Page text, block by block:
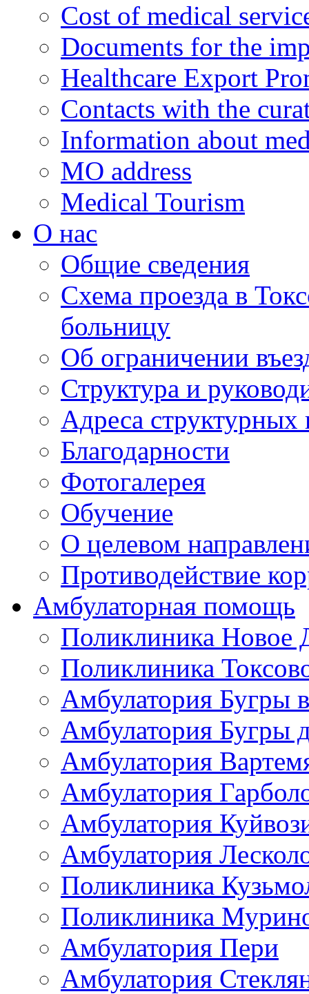
Cost of medical
Documents for the
Healthcare Export
Contacts with the
Information about
MO address
Medical Tourism
О нас
Общие сведения
Схема проезда в
больницу
Об ограничении
Структура и
Адреса структурных
Благодарности
Фотогалерея
Обучение
О целевом
Противодействие
Амбулаторная помощь
Поликлиника Новое
Поликлиника
Амбулатория Бугры
Амбулатория Бугры
Амбулатория
Амбулатория
Амбулатория
Амбулатория
Поликлиника
Поликлиника
Амбулатория Пери
Амбулатория